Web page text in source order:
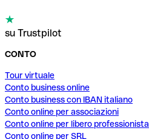
su Trustpilot
CONTO
Tour virtuale
Conto business online
Conto business con IBAN italiano
Conto online per associazioni
Conto online per libero professionista
Conto online per SRL